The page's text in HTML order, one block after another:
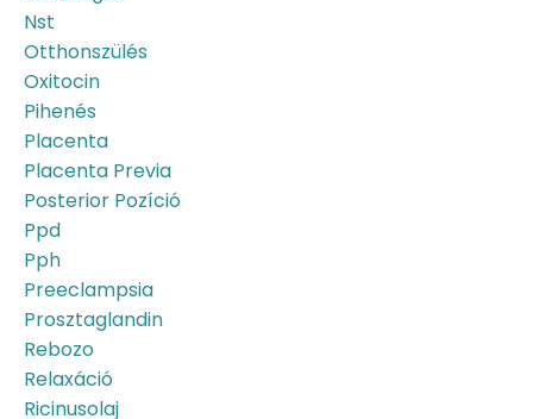
Nst
Otthonszülés
Oxitocin
Pihenés
Placenta
Placenta Previa
Posterior Pozíció
Ppd
Pph
Preeclampsia
Prosztaglandin
Rebozo
Relaxáció
Ricinusolaj